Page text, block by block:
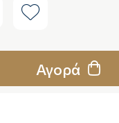
Αγορά